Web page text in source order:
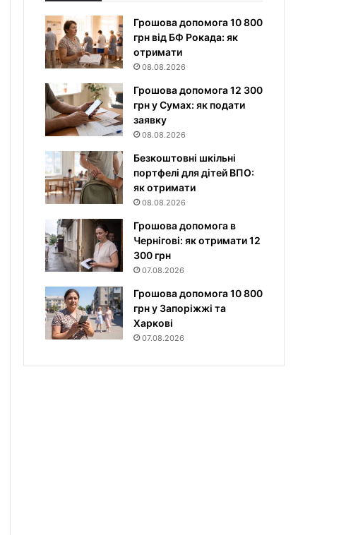
Грошова допомога 10 800
грн від БФ Рокада: як
отримати
08.08.2026
Грошова допомога 12 300
грн у Сумах: як подати
заявку
08.08.2026
Безкоштовні шкільні
портфелі для дітей ВПО:
як отримати
08.08.2026
Грошова допомога в
Чернігові: як отримати 12
300 грн
07.08.2026
Грошова допомога 10 800
грн у Запоріжжі та
Харкові
07.08.2026